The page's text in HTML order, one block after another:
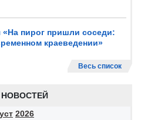
пирог пришли соседи:
краеведении»
Весь список
НОВОСТЕЙ
2026